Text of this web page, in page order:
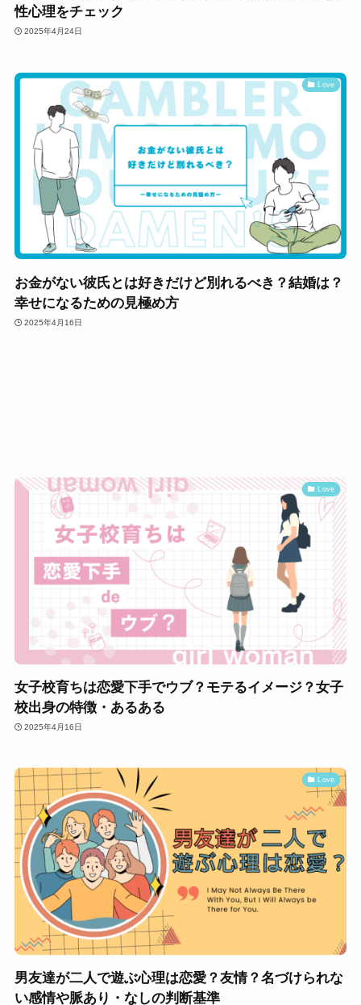
性心理をチェック
2025年4月24日
Love
お金がない彼氏とは好きだけど別れるべき？結婚は？
幸せになるための見極め方
2025年4月16日
Love
女子校育ちは恋愛下手でウブ？モテるイメージ？女子
校出身の特徴・あるある
2025年4月16日
Love
男友達が二人で遊ぶ心理は恋愛？友情？名づけられな
い感情や脈あり・なしの判断基準